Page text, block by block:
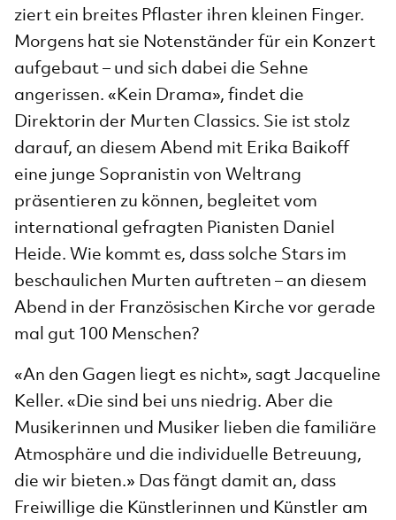
ziert ein breites Pflaster ihren kleinen Finger.
Morgens hat sie Notenständer für ein Konzert
aufgebaut – und sich dabei die Sehne
angerissen. «Kein Drama», findet die
Direktorin der Murten Classics. Sie ist stolz
darauf, an diesem Abend mit Erika Baikoff
eine junge Sopranistin von Weltrang
präsentieren zu können, begleitet vom
international gefragten Pianisten Daniel
Heide. Wie kommt es, dass solche Stars im
beschaulichen Murten auftreten – an diesem
Abend in der Französischen Kirche vor gerade
mal gut 100 Menschen?
«An den Gagen liegt es nicht», sagt Jacqueline
Keller. «Die sind bei uns niedrig. Aber die
Musikerinnen und Musiker lieben die familiäre
Atmosphäre und die individuelle Betreuung,
die wir bieten.» Das fängt damit an, dass
Freiwillige die Künstlerinnen und Künstler am